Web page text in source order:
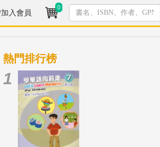
入會員
0
熱門排行榜
1